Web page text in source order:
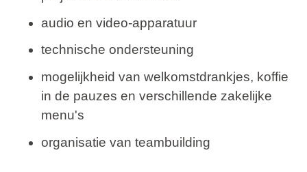
audio en video-apparatuur
technische ondersteuning
mogelijkheid van welkomstdrankjes, koffie
in de pauzes en verschillende zakelijke
menu's
organisatie van teambuilding